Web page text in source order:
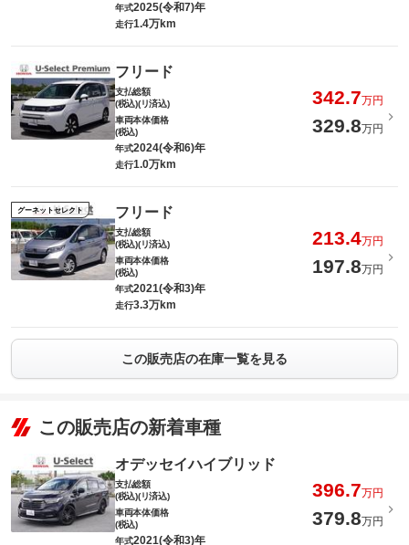
年式2025(令和7)年
走行1.4万km
フリード
支払総額
(税込)(リ済込)
342.7万円
車両本体価格
(税込)
329.8万円
年式2024(令和6)年
走行1.0万km
グーネットセレクト フリード
支払総額
(税込)(リ済込)
213.4万円
車両本体価格
(税込)
197.8万円
年式2021(令和3)年
走行3.3万km
この販売店の在庫一覧を見る
この販売店の新着車種
オデッセイハイブリッド
支払総額
(税込)(リ済込)
396.7万円
車両本体価格
(税込)
379.8万円
年式2021(令和3)年